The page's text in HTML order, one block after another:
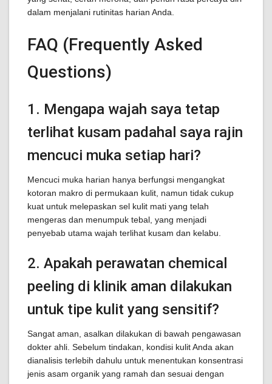
dalam menjalani rutinitas harian Anda.
FAQ (Frequently Asked
Questions)
1. Mengapa wajah saya tetap
terlihat kusam padahal saya rajin
mencuci muka setiap hari?
Mencuci muka harian hanya berfungsi mengangkat
kotoran makro di permukaan kulit, namun tidak cukup
kuat untuk melepaskan sel kulit mati yang telah
mengeras dan menumpuk tebal, yang menjadi
penyebab utama wajah terlihat kusam dan kelabu.
2. Apakah perawatan chemical
peeling di klinik aman dilakukan
untuk tipe kulit yang sensitif?
Sangat aman, asalkan dilakukan di bawah pengawasan
dokter ahli. Sebelum tindakan, kondisi kulit Anda akan
dianalisis terlebih dahulu untuk menentukan konsentrasi
jenis asam organik yang ramah dan sesuai dengan